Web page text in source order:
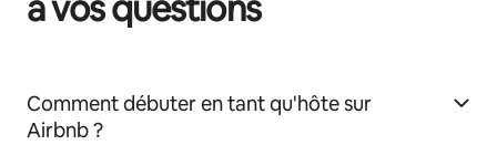
Comment débuter en tant qu'hôte sur
Airbnb ?